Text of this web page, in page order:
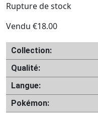
Rupture de stock
Vendu €18.00
Collection:
Qualité:
Langue:
Pokémon: